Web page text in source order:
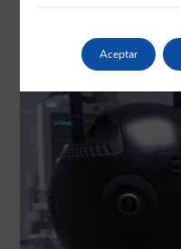
Aceptar